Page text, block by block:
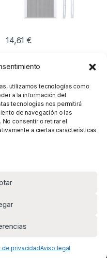
utilizamos tecnologías como
a la información del
tecnologías nos permitirá
de navegación o las
consentir o retirar el
a ciertas características
de privacidadAviso legal
14,61€
Llámanos
625